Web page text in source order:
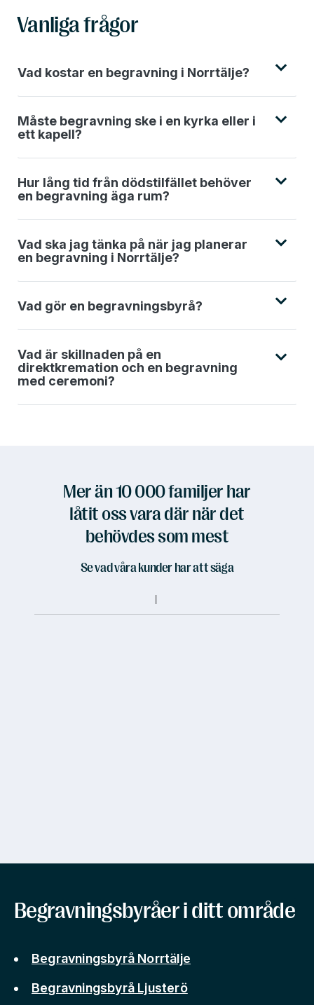
Vanliga frågor
Vad kostar en begravning i Norrtälje?
Måste begravning ske i en kyrka eller i
ett kapell?
Hur lång tid från dödstilfället behöver
en begravning äga rum?
Vad ska jag tänka på när jag planerar
en begravning i Norrtälje?
Vad gör en begravningsbyrå?
Vad är skillnaden på en
direktkremation och en begravning
med ceremoni?
Mer än 10 000 familjer har
låtit oss vara där när det
behövdes som mest
Se vad våra kunder har att säga
Begravningsbyråer i ditt område
Begravningsbyrå Norrtälje
Begravningsbyrå Ljusterö